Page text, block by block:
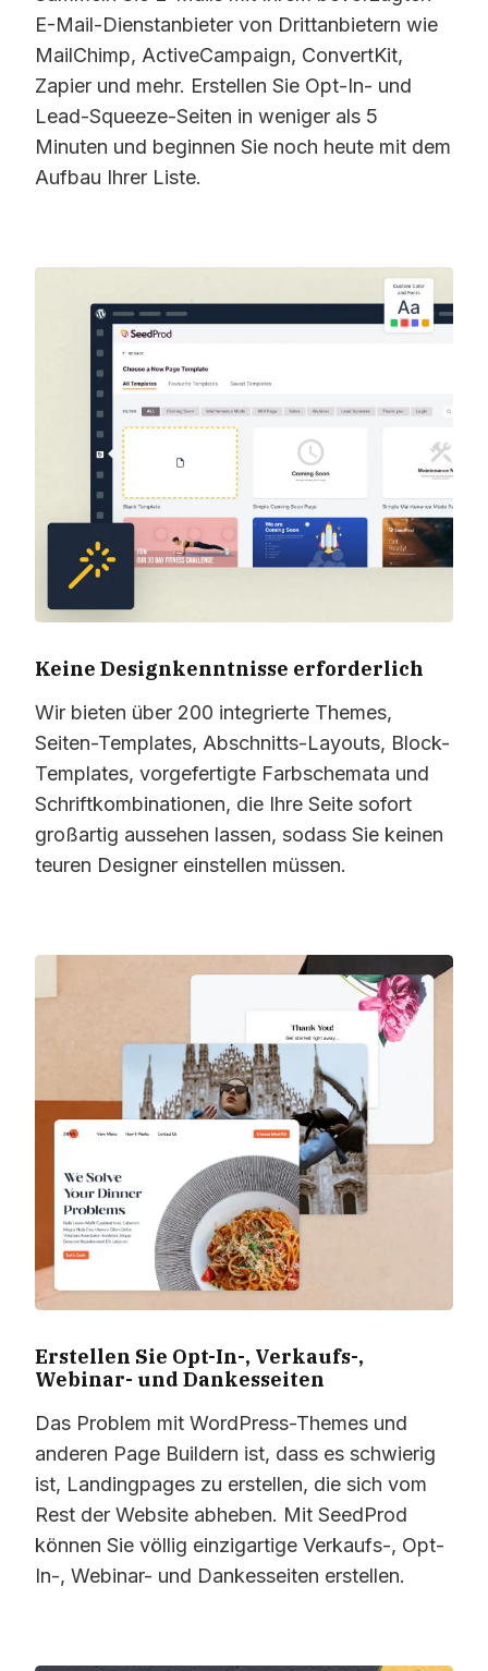
E-Mail-Dienstanbieter von Drittanbietern wie
MailChimp, ActiveCampaign, ConvertKit,
Zapier und mehr. Erstellen Sie Opt-In- und
Lead-Squeeze-Seiten in weniger als 5
Minuten und beginnen Sie noch heute mit dem
Aufbau Ihrer Liste.
Keine Designkenntnisse erforderlich
Wir bieten über 200 integrierte Themes,
Seiten-Templates, Abschnitts-Layouts, Block-
Templates, vorgefertigte Farbschemata und
Schriftkombinationen, die Ihre Seite sofort
großartig aussehen lassen, sodass Sie keinen
teuren Designer einstellen müssen.
Erstellen Sie Opt-In-, Verkaufs-,
Webinar- und Dankesseiten
Das Problem mit WordPress-Themes und
anderen Page Buildern ist, dass es schwierig
ist, Landingpages zu erstellen, die sich vom
Rest der Website abheben. Mit SeedProd
können Sie völlig einzigartige Verkaufs-, Opt-
In-, Webinar- und Dankesseiten erstellen.